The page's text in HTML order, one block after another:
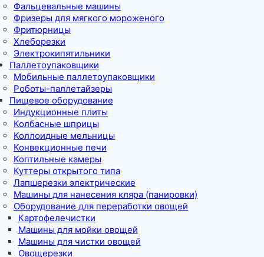
Фальцевальные машины
Фризеры для мягкого мороженого
Фритюрницы
Хлеборезки
Электрокипятильники
Паллетоупаковщики
Мобильные паллетоупаковщики
Роботы-паллетайзеры
Пищевое оборудование
Индукционные плиты
Колбасные шприцы
Коллоидные мельницы
Конвекционные печи
Коптильные камеры
Куттеры открытого типа
Лапшерезки электрические
Машины для нанесения кляра (панировки)
Оборудование для переработки овощей
Картофелечистки
Машины для мойки овощей
Машины для чистки овощей
Овощерезки